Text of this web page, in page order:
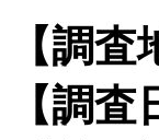
【調
【調